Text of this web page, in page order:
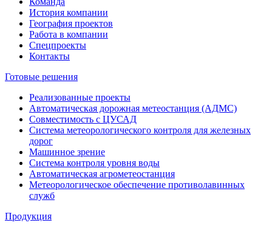
История компании
География проектов
Работа в компании
Спецпроекты
Контакты
Готовые решения
Реализованные проекты
Автоматическая дорожная метеостанция (АДМС)
Совместимость с ЦУСАД
Система метеорологического контроля для железных
дорог
Машинное зрение
Система контроля уровня воды
Автоматическая агрометеостанция
Метеорологическое обеспечение противолавинных
служб
Продукция